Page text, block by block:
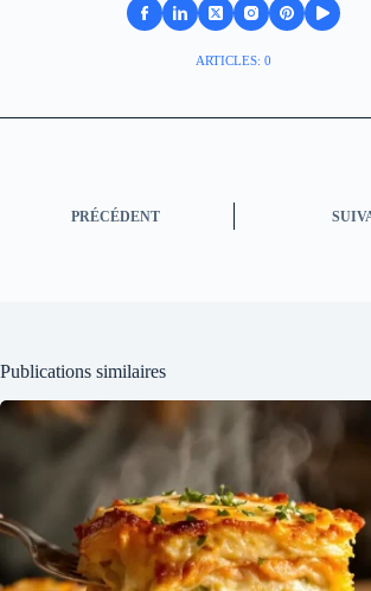
ARTICLES: 0
PRÉCÉDENT
Publications similaires